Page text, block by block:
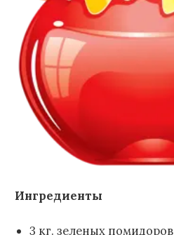
Ингредиенты
3 кг. зеленых помидоров